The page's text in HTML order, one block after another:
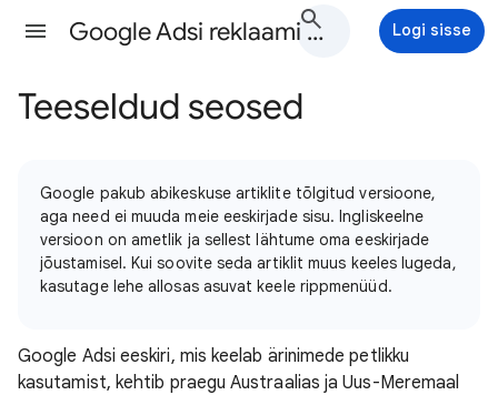
Google Adsi reklaami eeskirjad Abi Logi sisse
Teeseldud seosed
Google pakub abikeskuse artiklite tõlgitud versioone,
aga need ei muuda meie eeskirjade sisu. Ingliskeelne
versioon on ametlik ja sellest lähtume oma eeskirjade
jõustamisel. Kui soovite seda artiklit muus keeles lugeda,
kasutage lehe allosas asuvat keele rippmenüüd.
Google Adsi eeskiri, mis keelab ärinimede petlikku
kasutamist, kehtib praegu Austraalias ja Uus-Meremaal